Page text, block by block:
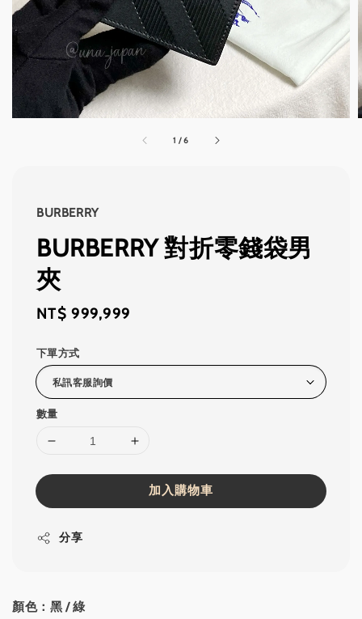
1 /6
BURBERRY
BURBERRY 對折零錢袋男
夾
Regular
NT$ 999,999
下單方式
數量
加入購物車
分享
顏色：黑 / 綠